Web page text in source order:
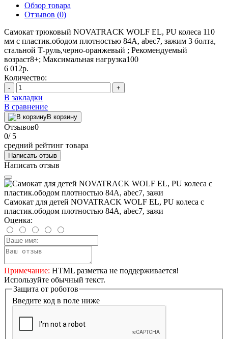
Обзор товара
Отзывов (0)
Самокат трюковый NOVATRACK WOLF EL, PU колеса 110
мм с пластик.ободом плотностью 84A, abec7, зажим 3 болта,
стальной Т-руль,черно-оранжевый ; Рекомендуемый
возраст8+; Максимальная нагрузка100
6 012р.
Количество:
- +
В закладки
В сравнение
В корзину
Отзывов0
0/ 5
средний рейтинг товара
Написать отзыв
Написать отзыв
Самокат для детей NOVATRACK WOLF EL, PU колеса с
пластик.ободом плотностью 84A, abec7, зажи
Оценка:
Примечание: HTML разметка не поддерживается!
Используйте обычный текст.
Защита от роботов
Введите код в поле ниже